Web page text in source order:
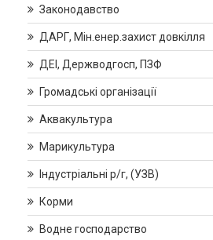
Законодавство
ДАРГ, Мін.енер.захист довкілля
ДЕІ, Держводгосп, ПЗФ
Громадські організації
Аквакультура
Марикультура
Індустріальні р/г, (УЗВ)
Корми
Водне господарство